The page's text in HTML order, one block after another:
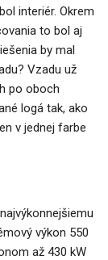
interiér. Okrem
to bol aj
by mal
Vzadu už
po oboch
logá tak, ako
v jednej farbe
výkon 550
až 430 kW